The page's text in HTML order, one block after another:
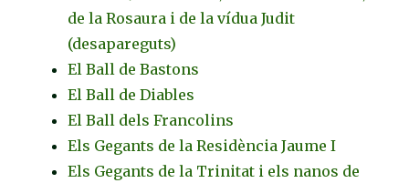
de la Rosaura i de la vídua Judit
(desapareguts)
El Ball de Bastons
El Ball de Diables
El Ball dels Francolins
Els Gegants de la Residència Jaume I
Els Gegants de la Trinitat i els nanos de